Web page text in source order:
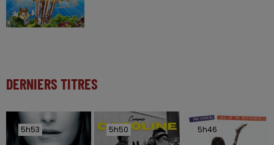
DERNIERS TITRES
5h53
5h53 5h50
5h50 5h46
5h46